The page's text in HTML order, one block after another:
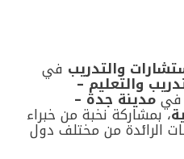
والتدريب في
والتعليم –
فيمدينة جدة –
، بمشاركة نخبة من خبراء
الرائدة من مختلف دول